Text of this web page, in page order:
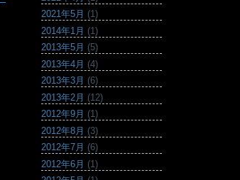
2021年5月 (1)
2014年1月 (1)
2013年5月 (5)
2013年4月 (4)
2013年3月 (6)
2013年2月 (12)
2012年9月 (1)
2012年8月 (3)
2012年7月 (6)
2012年6月 (1)